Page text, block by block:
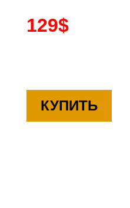
129$
КУПИТЬ